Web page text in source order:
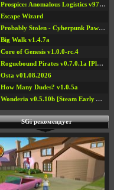
Prospice: Anomalous Logistics v97 [Playtest]
Escape Wizard
Probably Stolen - Cyberpunk Pawnshop Simulator v048c [Playtest]
Big Walk v1.4.7a
Core of Genesis v1.0.0-rc.4
Roguebound Pirates v0.7.0.1a [Playtest]
Osta v01.08.2026
How Many Dudes? v1.0.5a
Wonderia v0.5.10b [Steam Early Access]
SGi рекомендует